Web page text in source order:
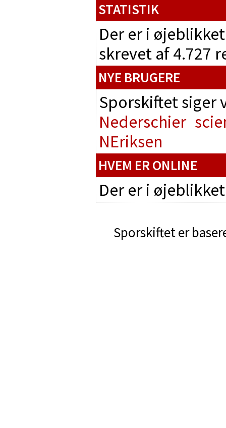
STATISTIK
Der er i
skrevet af 4.727
NYE BRUGERE
Sporskiftet
Nederschier
NEriksen
HVEM ER ONLINE
Der er i
Sporskiftet er